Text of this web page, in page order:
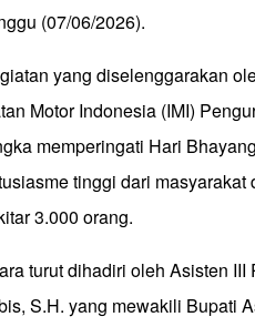
(07/06/2026).
yang diselenggarakan
Motor Indonesia (IMI)
memperingati Hari
tinggi dari
3.000 orang.
turut dihadiri oleh Asisten
S.H. yang mewakili Bupati